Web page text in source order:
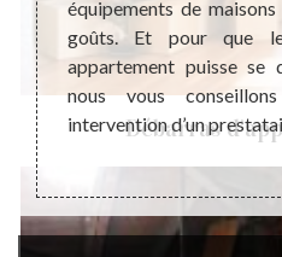
Débarras
de
les
équipements de
goûts. Et pour que
appartement puisse se
nous vous
intervention d’un